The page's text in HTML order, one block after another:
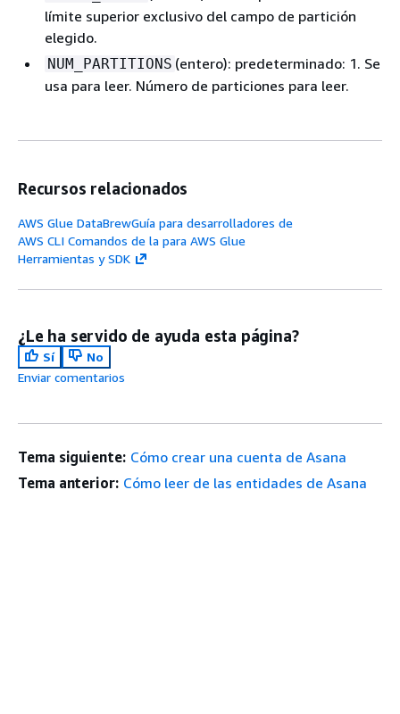
límite superior exclusivo del campo de partición
elegido.
NUM_PARTITIONS (entero): predeterminado: 1. Se
usa para leer. Número de particiones para leer.
Recursos relacionados
AWS Glue DataBrewGuía para desarrolladores de
AWS CLI Comandos de la para AWS Glue
Herramientas y SDK
¿Le ha servido de ayuda esta página?
Sí
No
Enviar comentarios
Tema siguiente: Cómo crear una cuenta de Asana
Tema anterior: Cómo leer de las entidades de Asana